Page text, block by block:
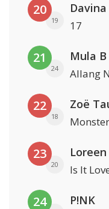
20
19 17
21
24
Mula
Allang
22
18
Zoë
Monster
23
20
Loreen
Is It
24 P!NK